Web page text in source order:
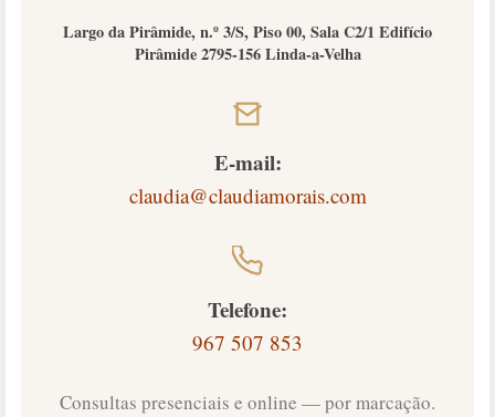
Largo da Pirâmide, n.º 3/S, Piso 00, Sala C2/1 Edifício
Pirâmide 2795-156 Linda-a-Velha
E-mail:
claudia@claudiamorais.com
Telefone:
967 507 853
Consultas presenciais e online — por marcação.